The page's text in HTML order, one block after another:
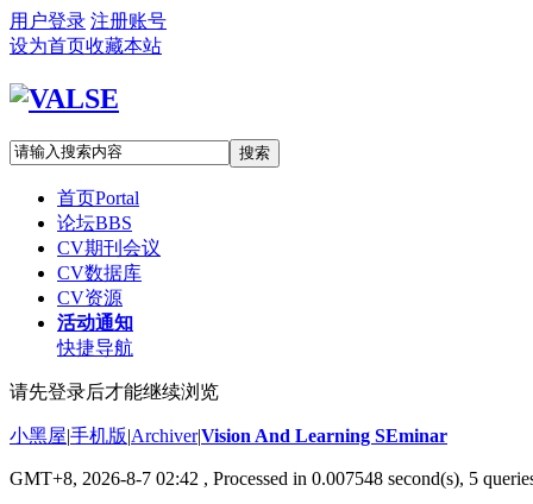
用户登录 注册账号
设为首页收藏本站
搜索
首页Portal
论坛BBS
CV期刊会议
CV数据库
CV资源
活动通知
快捷导航
请先登录后才能继续浏览
小黑屋|手机版|Archiver|Vision And Learning SEminar
GMT+8, 2026-8-7 02:42 , Processed in 0.007548 second(s), 5